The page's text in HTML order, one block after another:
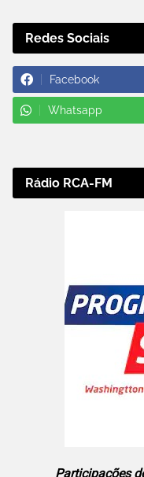
Redes Sociais
Facebook
Whatsapp
Rádio RCA-FM
Participações